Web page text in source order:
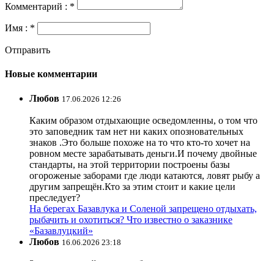
Комментарий : *
Имя : *
Отправить
Новые комментарии
Любов 17.06.2026 12:26
Каким образом отдыхающие осведомленны, о том что
это заповедник там нет ни каких опозновательных
знаков .Это больше похоже на то что кто-то хочет на
ровном месте зарабатывать деньги.И почему двойные
стандарты, на этой территории построены базы
огороженые заборами где люди катаются, ловят рыбу а
другим запрещён.Кто за этим стоит и какие цели
преследует?
На берегах Базавлука и Соленой запрещено отдыхать,
рыбачить и охотиться? Что известно о заказнике
«Базавлуцкий»
Любов 16.06.2026 23:18